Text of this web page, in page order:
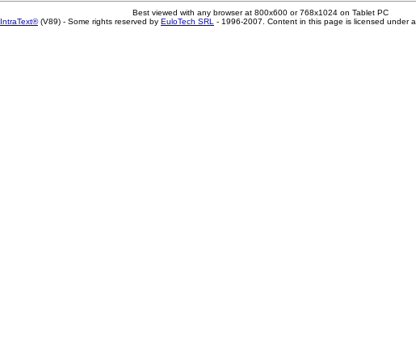
Best viewed with any browser at 800x600 or 768x1024 on Tablet PC
IntraText®(V89) - Some rights reserved by EuloTech SRL - 1996-2007. Content in this page is licensed under a